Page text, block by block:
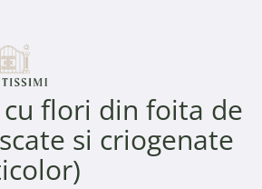
flori din foita de
si criogenate